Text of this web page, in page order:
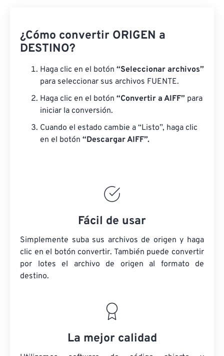
¿Cómo convertir ORIGEN a
DESTINO?
Haga clic en el botón “Seleccionar archivos”
para seleccionar sus archivos FUENTE.
Haga clic en el botón “Convertir a AIFF” para
iniciar la conversión.
Cuando el estado cambie a “Listo”, haga clic
en el botón “Descargar AIFF”.
Fácil de usar
Simplemente suba sus archivos de origen y haga
clic en el botón convertir. También puede convertir
por lotes el archivo de origen al formato de
destino.
La mejor calidad